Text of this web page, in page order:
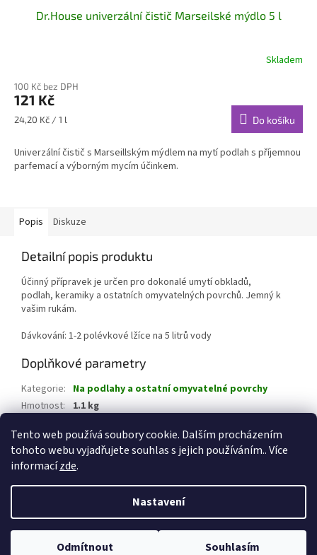
Tento web používá soubory cookie. Dalším procházením
tohoto webu vyjadřujete souhlas s jejich používáním.. Více
informacízde.
Nastavení
Odmítnout Souhlasím
Dr.House univerzální čistič Marseilské mýdlo 5 l
Skladem
100 Kč bez DPH
121 Kč
Měrná
24,20 Kč / 1 l Do košíku
Univerzální čistič s Marseillským mýdlem na mytí podlah s příjemnou
parfemací a výborným mycím účinkem.
Popis Diskuze
Detailní popis produktu
Účinný přípravek je určen pro dokonalé umytí obkladů,
podlah, keramiky a ostatních omyvatelných povrchů. Jemný k
vašim rukám.
Dávkování: 1-2 polévkové lžíce na 5 litrů vody
Doplňkové parametry
Kategorie: Na podlahy a ostatní omyvatelné povrchy
Hmotnost: 1.1 kg
Copyright 2026CHEMICKÉ PRODUKTY Jeseník. Všechna práva